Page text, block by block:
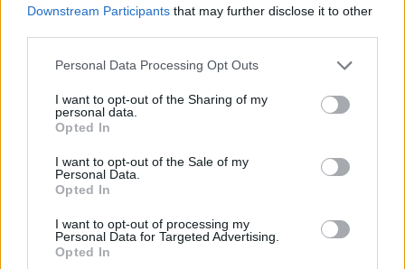
Downstream Participants that may further disclose it to other
Please note that this website/app uses one or more Google
not limited to your visit or usage behaviour. You may click to
grant or deny consent to Google and its third-party tags to
use your data for below specified purposes in below Google
consent section.
Personal Data Processing Opt Outs
I want to opt-out of the Sharing of my
personal data.
Opted In
I want to opt-out of the Sale of my
Personal Data.
Opted In
I want to opt-out of processing my
Personal Data for Targeted Advertising.
Opted In
alleen beroemd om zijn smaak, maar ook om zijn
zeldzaamheid. Het zoeken naar truffels is een
traditie die van generatie op generatie wordt
truffel bijzonder.
In een wereld waar globalisering vaak de overhand
heeft, is het cruciaal om onze lokale tradities te
technieken helpt niet alleen om de cultuur in stand
te houden, maar biedt ook een authentieke